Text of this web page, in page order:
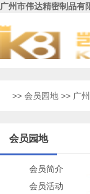
广州市伟达精密制品有
>> 会员园地 >> 广
会员园地
会员简介
会员活动